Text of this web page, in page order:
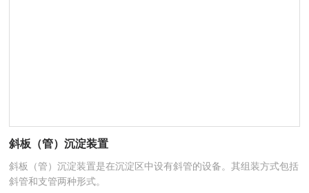
斜板（管）沉淀装置
斜板（管）沉淀装置是在沉淀区中设有斜管的设备。其组装方式包括
斜管和支管两种形式。